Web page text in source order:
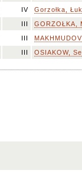
IV
Gorzołka,
III
GORZOŁKA,
III
III OSIAKOW,